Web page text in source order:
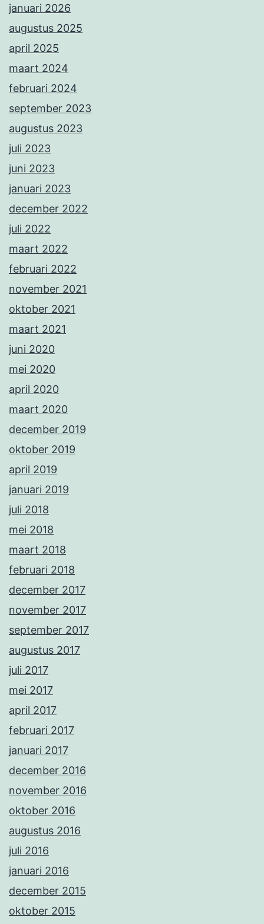
januari 2026
augustus 2025
april 2025
maart 2024
februari 2024
september 2023
augustus 2023
juli 2023
juni 2023
januari 2023
december 2022
juli 2022
maart 2022
februari 2022
november 2021
oktober 2021
maart 2021
juni 2020
mei 2020
april 2020
maart 2020
december 2019
oktober 2019
april 2019
januari 2019
juli 2018
mei 2018
maart 2018
februari 2018
december 2017
november 2017
september 2017
augustus 2017
juli 2017
mei 2017
april 2017
februari 2017
januari 2017
december 2016
november 2016
oktober 2016
augustus 2016
juli 2016
januari 2016
december 2015
oktober 2015